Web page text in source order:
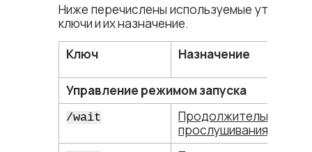
Ниже перечислены используемые утилитой
ключи и их назначение.
Ключ
Назначение
Управление режимом запуска
/wait
Продолжительность
прослушивания сети